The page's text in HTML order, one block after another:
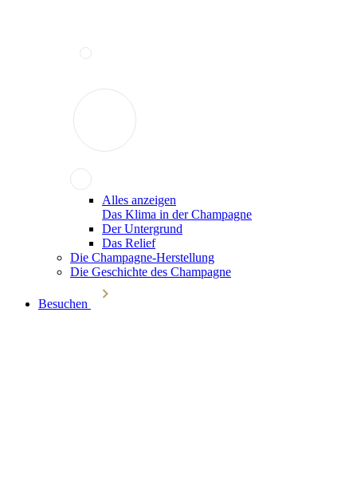
Alles anzeigen
Das Klima in der Champagne
Der Untergrund
Das Relief
Die Champagne-Herstellung
Die Geschichte des Champagne
Besuchen